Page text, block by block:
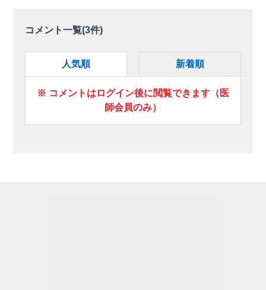
コメント一覧(3件)
人気順 新着順
※ コメントはログイン後に閲覧できます（医
師会員のみ）